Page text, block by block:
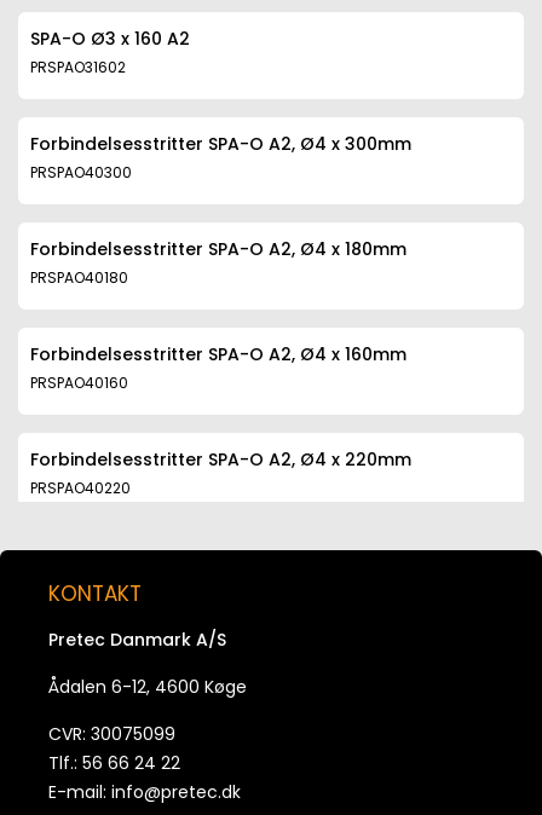
SPA-O Ø3 x 160 A2
PRSPAO31602
Forbindelsesstritter SPA-O A2, Ø4 x 300mm
PRSPAO40300
Forbindelsesstritter SPA-O A2, Ø4 x 180mm
PRSPAO40180
Forbindelsesstritter SPA-O A2, Ø4 x 160mm
PRSPAO40160
Forbindelsesstritter SPA-O A2, Ø4 x 220mm
PRSPAO40220
PRSPAO40240
Forbindelsesstritter SPA-O A2, Ø4 x 200mm
PRSPAO40200
Forbindelsesstritter SPA-O A2, Ø4 x 280mm
PRSPAO40280
KONTAKT
Pretec Danmark A/S
Ådalen 6-12, 4600 Køge
CVR: 30075099
Tlf.: 56 66 24 22
E-mail: info@pretec.dk